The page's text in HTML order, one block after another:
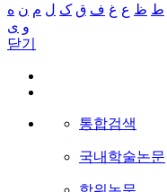
ط ظ ع غ ف ق ک ل م ن ه
و ی
닫기
통합검색
국내학술논문